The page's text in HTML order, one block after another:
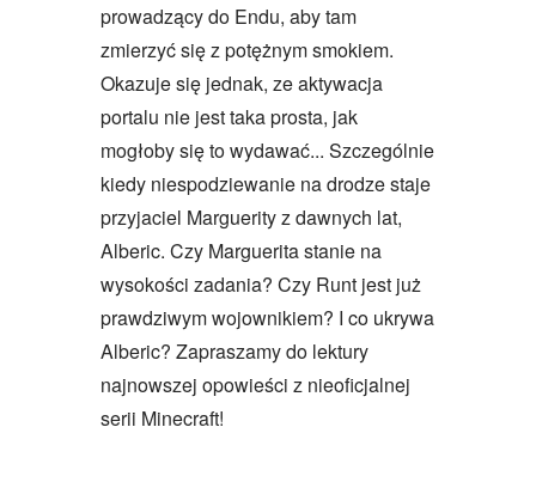
prowadzący do Endu, aby tam
zmierzyć się z potężnym smokiem.
Okazuje się jednak, ze aktywacja
portalu nie jest taka prosta, jak
mogłoby się to wydawać... Szczególnie
kiedy niespodziewanie na drodze staje
przyjaciel Marguerity z dawnych lat,
Alberic. Czy Marguerita stanie na
wysokości zadania? Czy Runt jest już
prawdziwym wojownikiem? I co ukrywa
Alberic? Zapraszamy do lektury
najnowszej opowieści z nieoficjalnej
serii Minecraft!